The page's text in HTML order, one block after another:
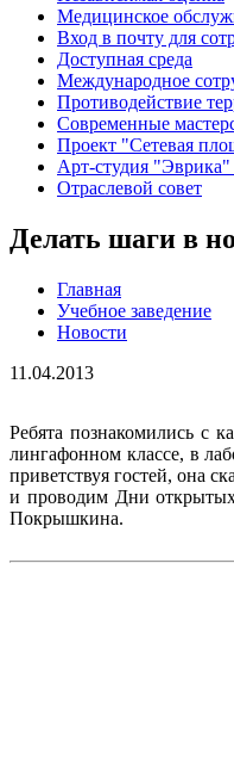
Медицинское
Вход в почту для
Доступная среда
Международное
Противодействие
Современные
Проект "Сетевая
Арт-студия "Эврика"
Отраслевой совет
Делать шаги в
Главная
Учебное заведение
Новости
11.04.2013
Ребята познакомились с
лингафонном классе, в
приветствуя гостей, она
и проводим Дни
Покрышкина.